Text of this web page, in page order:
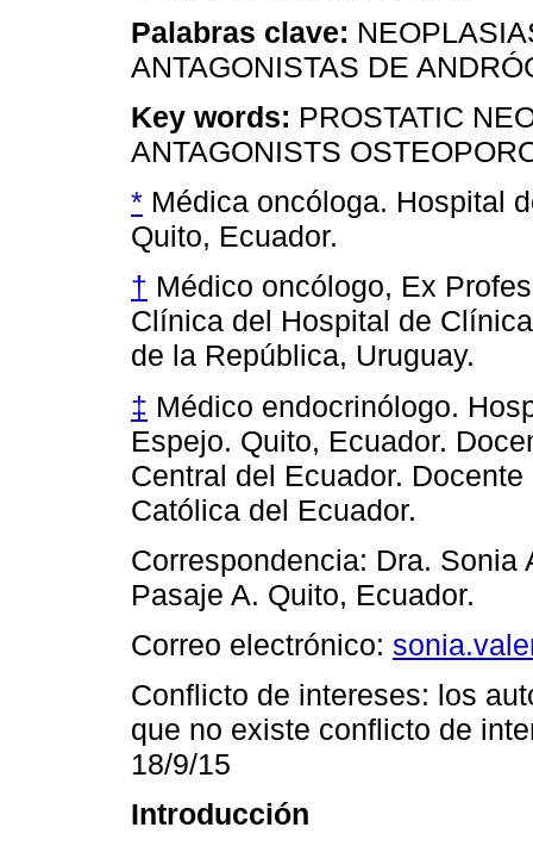
Palabras clave:
ANTAGONISTAS DE
Key words: PROSTATIC
ANTAGONISTS
* Médica oncóloga. Hospital
Quito, Ecuador.
† Médico oncólogo, Ex
Clínica del Hospital de
de la República, Uruguay.
‡ Médico endocrinólogo.
Espejo. Quito, Ecuador.
Central del Ecuador.
Católica del Ecuador.
Correspondencia: Dra.
Pasaje A. Quito, Ecuador.
Correo electrónico:
Conflicto de intereses: los
que no existe conflicto de
18/9/15
Introducción